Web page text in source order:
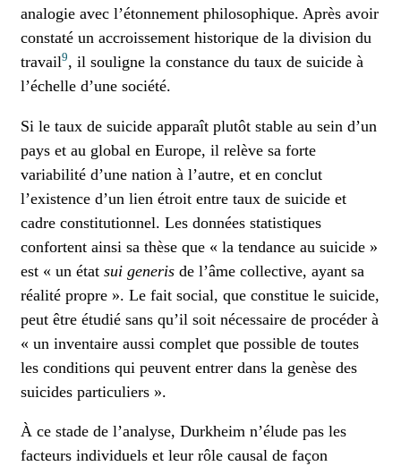
analogie avec l’étonnement philosophique. Après avoir
constaté un accroissement historique de la division du
travail9, il souligne la constance du taux de suicide à
l’échelle d’une société.
Si le taux de suicide apparaît plutôt stable au sein d’un
pays et au global en Europe, il relève sa forte
variabilité d’une nation à l’autre, et en conclut
l’existence d’un lien étroit entre taux de suicide et
cadre constitutionnel. Les données statistiques
confortent ainsi sa thèse que « la tendance au suicide »
est « un état sui generis de l’âme collective, ayant sa
réalité propre ». Le fait social, que constitue le suicide,
peut être étudié sans qu’il soit nécessaire de procéder à
« un inventaire aussi complet que possible de toutes
les conditions qui peuvent entrer dans la genèse des
suicides particuliers ».
À ce stade de l’analyse, Durkheim n’élude pas les
facteurs individuels et leur rôle causal de façon